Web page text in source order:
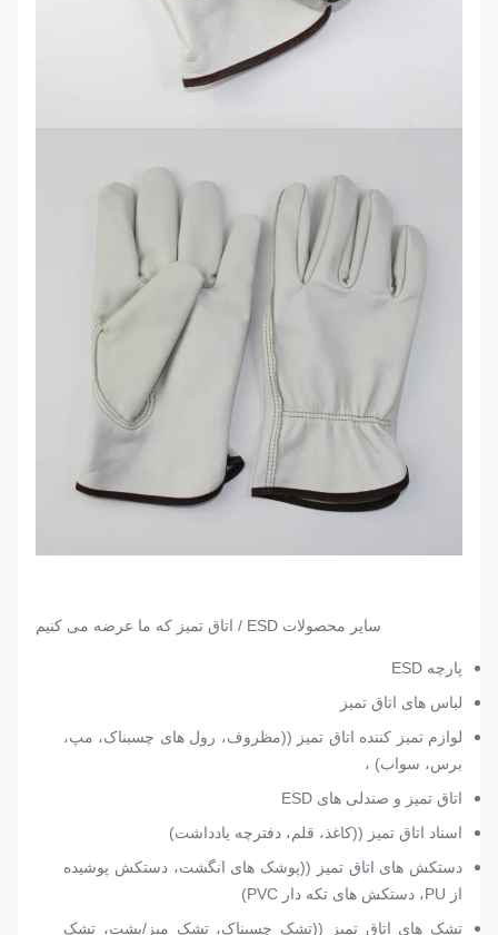
سایر محصولات ESD / اتاق تمیز که ما عرضه می کنیم
پارچه ESD
لباس های اتاق تمیز
لوازم تمیز کننده اتاق تمیز ((مظروف، رول های چسبناک، مپ،
برس، سواب) ،
اتاق تمیز و صندلی های ESD
اسناد اتاق تمیز ((کاغذ، قلم، دفترچه یادداشت)
دستکش های اتاق تمیز ((پوشک های انگشت، دستکش پوشیده
از PU، دستکش های تکه دار PVC)
تشک های اتاق تمیز ((تشک چسبناک، تشک میز/پشت، تشک